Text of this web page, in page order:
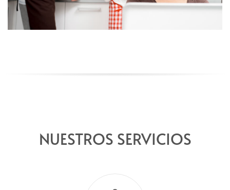
NUESTROS SERVICIOS